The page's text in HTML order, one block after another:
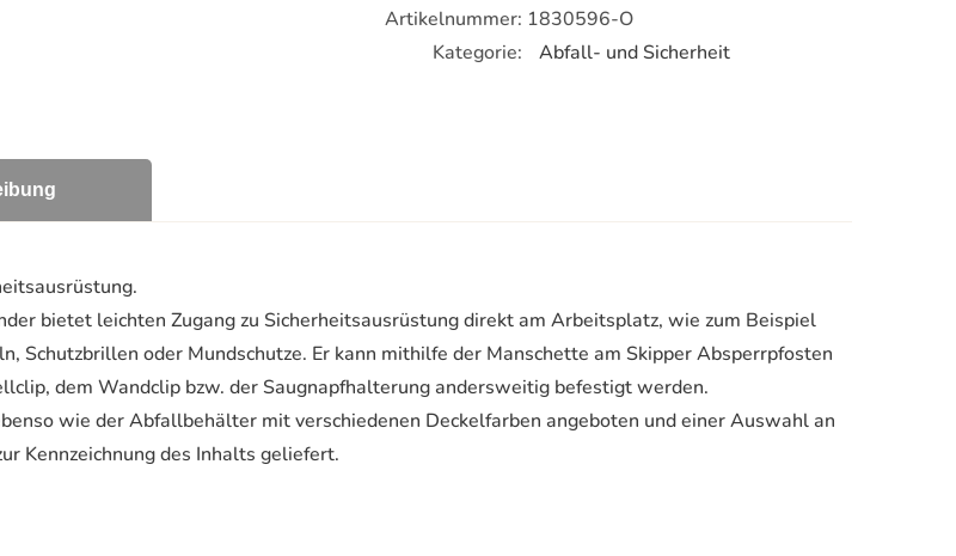
Artikelnummer: 1830596-O
Kategorie:
Abfall- und Sicherheit
bietet leichten Zugang zu Sicherheitsausrüstung direkt am Arbeitsplatz, wie zum Beispiel
Schutzbrillen oder Mundschutze. Er kann mithilfe der Manschette am Skipper Absperrpfosten
dem Wandclip bzw. der Saugnapfhalterung andersweitig befestigt werden.
wie der Abfallbehälter mit verschiedenen Deckelfarben angeboten und einer Auswahl an
Kennzeichnung des Inhalts geliefert.